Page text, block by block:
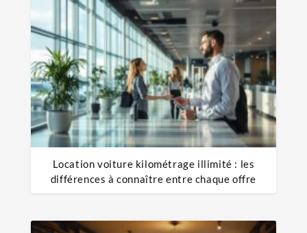
Location voiture kilométrage illimité : les
différences à connaître entre chaque offre